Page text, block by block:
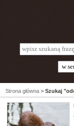
Strona główna > Szukaj